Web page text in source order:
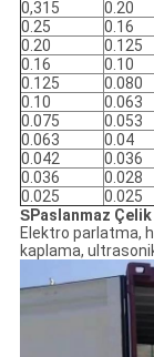
0,315
0.20
0.25
0.16
0.20
0.125
0.16
0.10
0.125
0.080
0.10
0.063
0.075
0.053
0.063
0.04
0.042
0.036
0.036
0.028
0.025
0.025
SPaslanmaz Çelik
Elektro parlatma,
kaplama,